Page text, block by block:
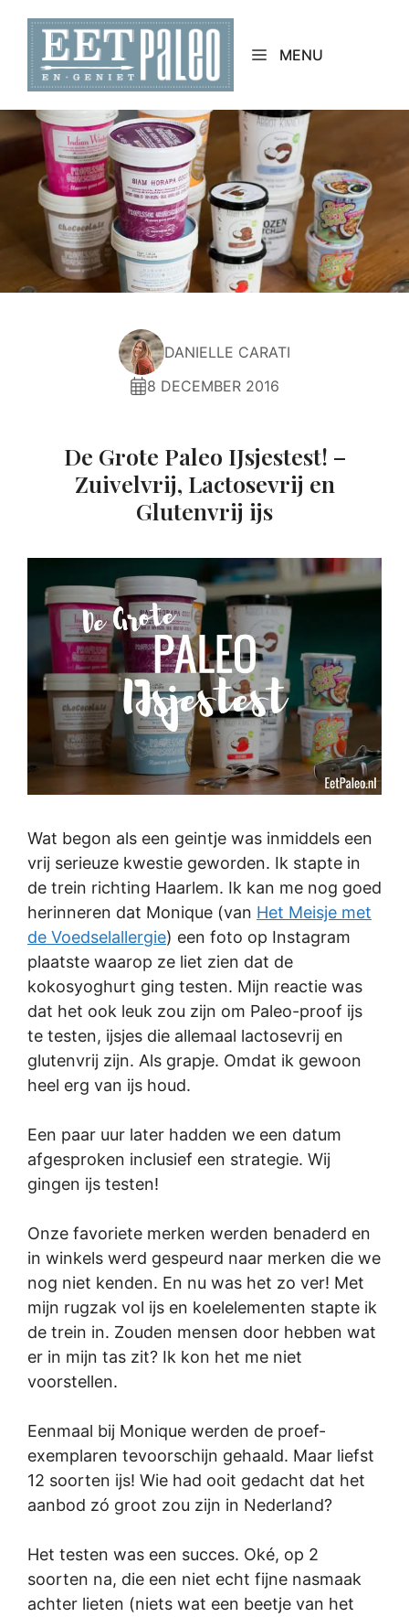
content
MENU
DANIELLE CARATI
8 DECEMBER 2016
De Grote Paleo IJsjestest! –
Zuivelvrij, Lactosevrij en
Glutenvrij ijs
Wat begon als een geintje was inmiddels een
vrij serieuze kwestie geworden. Ik stapte in
de trein richting Haarlem. Ik kan me nog goed
herinneren dat Monique (van Het Meisje met
de Voedselallergie) een foto op Instagram
plaatste waarop ze liet zien dat de
kokosyoghurt ging testen. Mijn reactie was
dat het ook leuk zou zijn om Paleo-proof ijs
te testen, ijsjes die allemaal lactosevrij en
glutenvrij zijn. Als grapje. Omdat ik gewoon
heel erg van ijs houd.
Een paar uur later hadden we een datum
afgesproken inclusief een strategie. Wij
gingen ijs testen!
Onze favoriete merken werden benaderd en
in winkels werd gespeurd naar merken die we
nog niet kenden. En nu was het zo ver! Met
mijn rugzak vol ijs en koelelementen stapte ik
de trein in. Zouden mensen door hebben wat
er in mijn tas zit? Ik kon het me niet
voorstellen.
Eenmaal bij Monique werden de proef-
exemplaren tevoorschijn gehaald. Maar liefst
12 soorten ijs! Wie had ooit gedacht dat het
aanbod zó groot zou zijn in Nederland?
Het testen was een succes. Oké, op 2
soorten na, die een niet echt fijne nasmaak
achter lieten (niets wat een beetje van het